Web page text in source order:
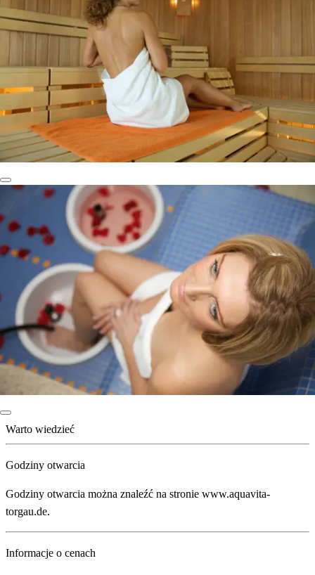
Warto wiedzieć
Godziny otwarcia
Godziny otwarcia można znaleźć na stronie www.aquavita-
torgau.de.
Informacje o cenach